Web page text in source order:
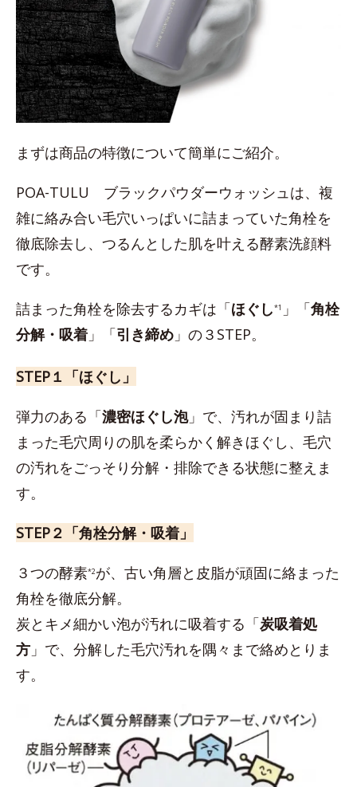
まずは商品の特徴について簡単にご紹介。
POA-TULU ブラックパウダーウォッシュは、複
雑に絡み合い毛穴いっぱいに詰まっていた角栓を
徹底除去し、つるんとした肌を叶える酵素洗顔料
です。
詰まった角栓を除去するカギは「ほぐし*1 」「角栓
分解・吸着 」「引き締め 」の３STEP。
STEP１「ほぐし」
弾力のある「濃密ほぐし泡」で、汚れが固まり詰
まった毛穴周りの肌を柔らかく解きほぐし、毛穴
の汚れをごっそり分解・排除できる状態に整えま
す。
STEP２「角栓分解・吸着」
３つの酵素*2が、古い角層と皮脂が頑固に絡まった
角栓を徹底分解。
炭とキメ細かい泡が汚れに吸着する「炭吸着処
方 」で、分解した毛穴汚れを隅々まで絡めとりま
す。